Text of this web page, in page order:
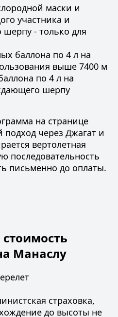
маски и
участника и
- только для
баллона по 4 л на
выше 7400 м
по 4 л на
шерпу
на странице
через Джагат и
вертолетная
последовательность
письменно до оплаты.
Манаслу
страховка,
до высоты не